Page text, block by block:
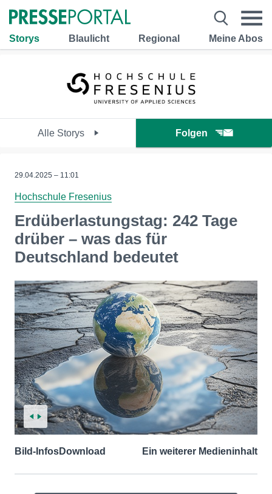
Storys Blaulicht Regional Meine Abos
Alle Storys Folgen
29.04.2025 – 11:01
Hochschule Fresenius
Erdüberlastungstag: 242 Tage
drüber – was das für
Deutschland bedeutet
Bild-InfosDownload Ein weiterer Medieninhalt